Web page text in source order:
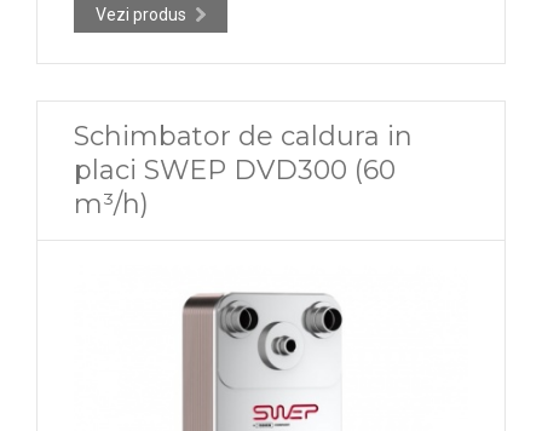
Vezi produs
Schimbator de caldura in
placi SWEP DVD300 (60
m³/h)